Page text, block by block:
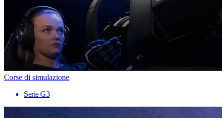
Corse di simulazione
Serie G3